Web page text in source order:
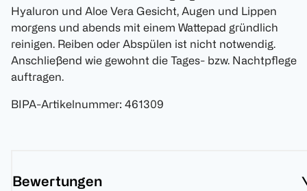
Hyaluron und Aloe Vera Gesicht, Augen und Lippen
morgens und abends mit einem Wattepad gründlich
reinigen. Reiben oder Abspülen ist nicht notwendig.
Anschließend wie gewohnt die Tages- bzw. Nachtpflege
auftragen.
BIPA-Artikelnummer: 461309
Bewertungen